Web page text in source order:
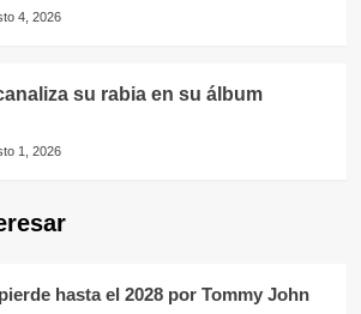
4, 2026
su rabia en su álbum
1, 2026
hasta el 2028 por Tommy John